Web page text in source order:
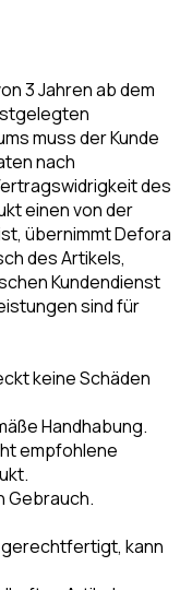
3 Jahren ab dem
muss der Kunde
nach
des
einen von der
übernimmt Defora
des Artikels,
Kundendienst
sind für
keine Schäden
Handhabung.
empfohlene
Gebrauch.
gerechtfertigt, kann